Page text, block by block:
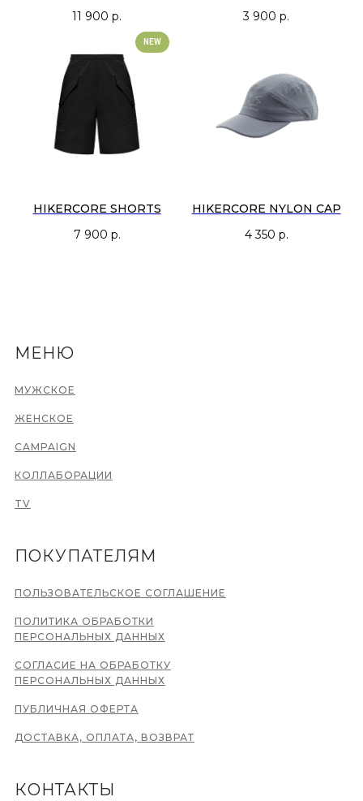
11 900 р.
3 900 р.
NEW
HIKERCORE SHORTS
7 900 р.
HIKERCORE NYLON CAP
4 350 р.
МУЖСКОЕ
ЖЕНСКОЕ
CAMPAIGN
КОЛЛАБОРАЦИИ
ПУБЛИЧНАЯ ОФЕРТА
СОГЛАСИЕ НА ОБРАБОТКУ
ПЕРСОНАЛЬНЫХ ДАННЫХ
ПОЛИТИКА ОБРАБОТКИ
ПЕРСОНАЛЬНЫХ ДАННЫХ
ПОЛЬЗОВАТЕЛЬСКОЕ СОГЛАШЕНИЕ
ДОСТАВКА, ОПЛАТА, ВОЗВРАТ
МЕНЮ
ПОКУПАТЕЛЯМ
КОНТАКТЫ
TV